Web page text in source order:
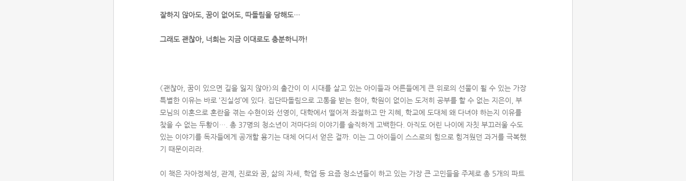
잘하지 않아도, 꿈이 없어도, 따돌림을 당해도…
그래도 괜찮아, 너희는 지금 이대로도 충분하니까!
《괜찮아, 꿈이 있으면 길을 잃지 않아》의 출간이 이 시대를 살고 있는 아이들과 어른들에게 큰 위로의 선물이 될 수 있는 가장
특별한 이유는 바로 ‘진실성’에 있다. 집단따돌림으로 고통을 받는 현아, 학원이 없이는 도저히 공부를 할 수 없는 지은이, 부
모님의 이혼으로 혼란을 겪는 수현이와 선영이, 대학에서 떨어져 좌절하고 만 지혜, 학교에 도대체 왜 다녀야 하는지 이유를
찾을 수 없는 두황이…. 총 37명의 청소년이 저마다의 이야기를 솔직하게 고백한다. 아직도 어린 나이에 자칫 부끄러울 수도
있는 이야기를 독자들에게 공개할 용기는 대체 어디서 얻은 걸까. 이는 그 아이들이 스스로의 힘으로 힘겨웠던 과거를 극복했
기 때문이리라.
이 책은 자아정체성, 관계, 진로와 꿈, 삶의 자세, 학업 등 요즘 청소년들이 하고 있는 가장 큰 고민들을 주제로 총 5개의 파트